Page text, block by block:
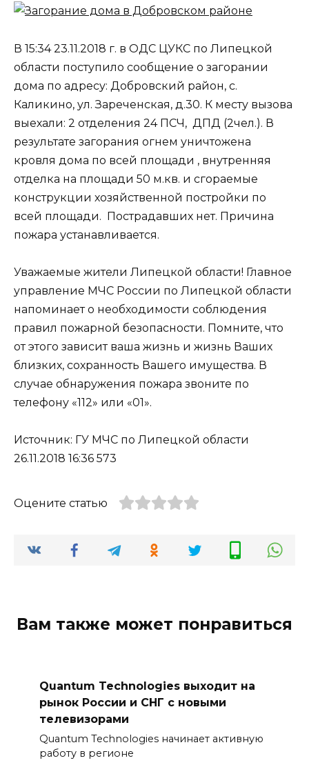
В 15:34 23.11.2018 г. в ОДС ЦУКС по Липецкой
области поступило сообщение о загорании
дома по адресу: Добровский район, с.
Каликино, ул. Зареченская, д.30. К месту вызова
выехали: 2 отделения 24 ПСЧ, ДПД (2чел.). В
результате загорания огнем уничтожена
кровля дома по всей площади , внутренняя
отделка на площади 50 м.кв. и сгораемые
конструкции хозяйственной постройки по
всей площади. Пострадавших нет. Причина
пожара устанавливается.
Уважаемые жители Липецкой области! Главное
управление МЧС России по Липецкой области
напоминает о необходимости соблюдения
правил пожарной безопасности. Помните, что
от этого зависит ваша жизнь и жизнь Ваших
близких, сохранность Вашего имущества. В
случае обнаружения пожара звоните по
телефону «112» или «01».
Источник: ГУ МЧС по Липецкой области
26.11.2018 16:36 573
Оцените статью
Вам также может понравиться
Quantum Technologies выходит на
рынок России и СНГ с новыми
телевизорами
Quantum Technologies начинает активную
работу в регионе